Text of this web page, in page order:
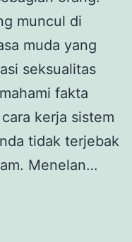
muncul di
muda yang
seksualitas
fakta
kerja sistem
tidak terjebak
Menelan…